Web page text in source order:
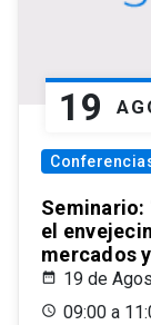
19
Seminario:
el
mercados
19 de
09:00 a